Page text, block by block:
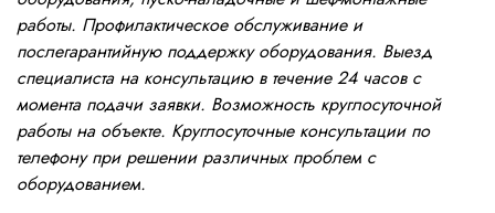
работы. Профилактическое обслуживание и
послегарантийную поддержку оборудования. Выезд
специалиста на консультацию в течение 24 часов с
момента подачи заявки. Возможность круглосуточной
работы на объекте. Круглосуточные консультации по
телефону при решении различных проблем с
оборудованием.